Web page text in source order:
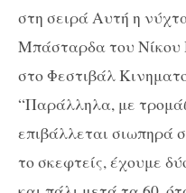
στη σειρά Αυτή η
Μπάσταρδα του Νίκου
στο Φεστιβάλ
“Παράλληλα, με
επιβάλλεται σιωπηρά
το σκεφτείς, έχουμε